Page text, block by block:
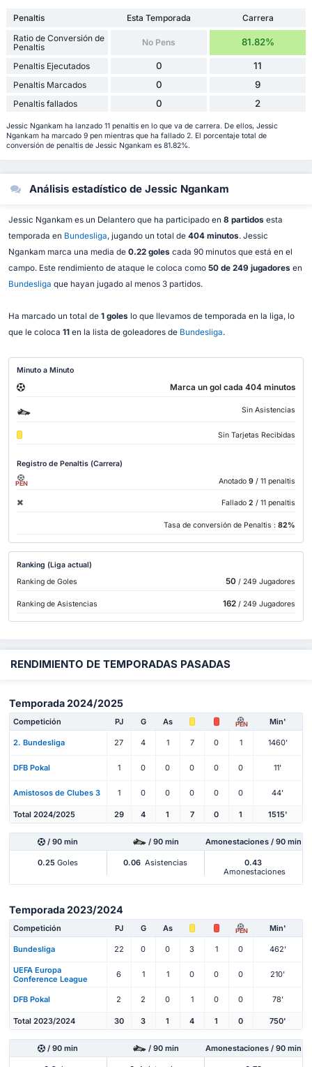
Penaltis Esta Temporada
Carrera
Ratio de Conversión de
Penaltis
No Pens 81.82%
Penaltis Ejecutados 0 11
Penaltis Marcados 0 9
Penaltis fallados 0 2
Jessic Ngankam ha lanzado 11 penaltis en lo que va de carrera. De ellos, Jessic
Ngankam ha marcado 9 pen mientras que ha fallado 2. El porcentaje total de
conversión de penaltis de Jessic Ngankam es 81.82%.
Análisis estadístico de Jessic Ngankam
Jessic Ngankam es un Delantero que ha participado en 8 partidos esta
temporada en Bundesliga, jugando un total de 404 minutos. Jessic
Ngankam marca una media de 0.22 goles cada 90 minutos que está en el
campo. Este rendimiento de ataque le coloca como 50 de 249 jugadores en
Bundesliga que hayan jugado al menos 3 partidos.
Ha marcado un total de 1 goles lo que llevamos de temporada en la liga, lo
que le coloca 11en la lista de goleadores de Bundesliga.
Minuto a Minuto
Marca un gol cada 404 minutos
Sin Asistencias
Sin Tarjetas Recibidas
Registro de Penaltis (Carrera)
PEN Anotado 9 / 11 penaltis
Fallado 2 / 11 penaltis
Tasa de conversión de Penaltis : 82%
Ranking (Liga actual)
Ranking de Goles
50 / 249 Jugadores
Ranking de Asistencias 162/ 249 Jugadores
RENDIMIENTO DE TEMPORADAS PASADAS
Temporada 2024/2025
Competición PJ G As PEN Min'
2. Bundesliga 27 4 1 7 0 1 1460'
DFB Pokal 1 0 0 0 0 0 11'
Amistosos de Clubes 3 1 0 0 0 0 0 44'
Total 2024/2025 29 4 1 7 0 1 1515'
/ 90 min / 90 min Amonestaciones / 90 min
0.25 Goles 0.06 Asistencias
0.43
Amonestaciones
Temporada 2023/2024
Competición PJ G As PEN Min'
Bundesliga 22 0 0 3 1 0 462'
UEFA Europa
Conference League
6 1 1 0 0 0 210'
DFB Pokal 2 2 0 1 0 0 78'
Total 2023/2024 30 3 1 4 1 0 750'
/ 90 min / 90 min Amonestaciones / 90 min